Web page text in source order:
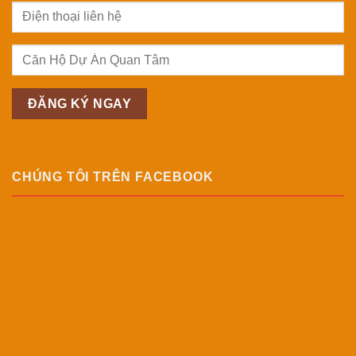
CHÚNG TÔI TRÊN FACEBOOK